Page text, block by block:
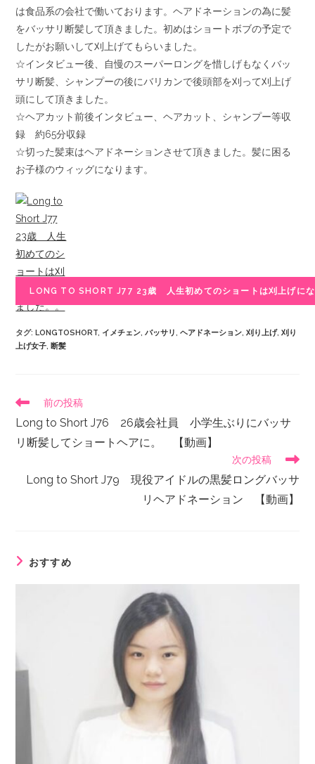
は食品系の会社で働いております。ヘアドネーションの為に髪
をバッサリ断髪して頂きました。初めはショートボブの予定で
したがお願いして刈上げてもらいました。
☆インタビュー後、自慢のスーパーロングを惜しげもなくバッ
サリ断髪、シャンプーの後にバリカンで後頭部を刈って刈上げ
頭にして頂きました。
☆ヘアカット前後インタビュー、ヘアカット、シャンプー等収
録 約65分収録
☆切った髪束はヘアドネーションさせて頂きました。髪に困る
お子様のウィッグになります。
タグ:LONGTOSHORT, イメチェン, バッサリ, ヘアドネーション, 刈り上げ, 刈り
上げ女子, 断髪
前の投稿
Long to Short J76 26歳会社員 小学生ぶりにバッサ
リ断髪してショートヘアに。 【動画】
次の投稿
Long to Short J79 現役アイドルの黒髪ロングバッサ
リヘアドネーション 【動画】
おすすめ